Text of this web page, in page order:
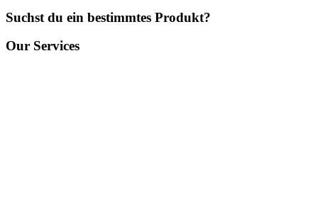
Suchst du ein bestimmtes Produkt?
Our Services